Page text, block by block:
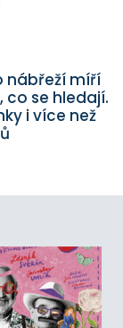
nábřeží míří
co se hledají.
i více než